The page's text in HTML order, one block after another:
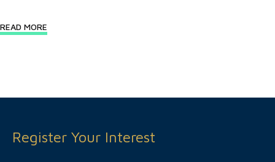
READ MORE
Register Your Interest